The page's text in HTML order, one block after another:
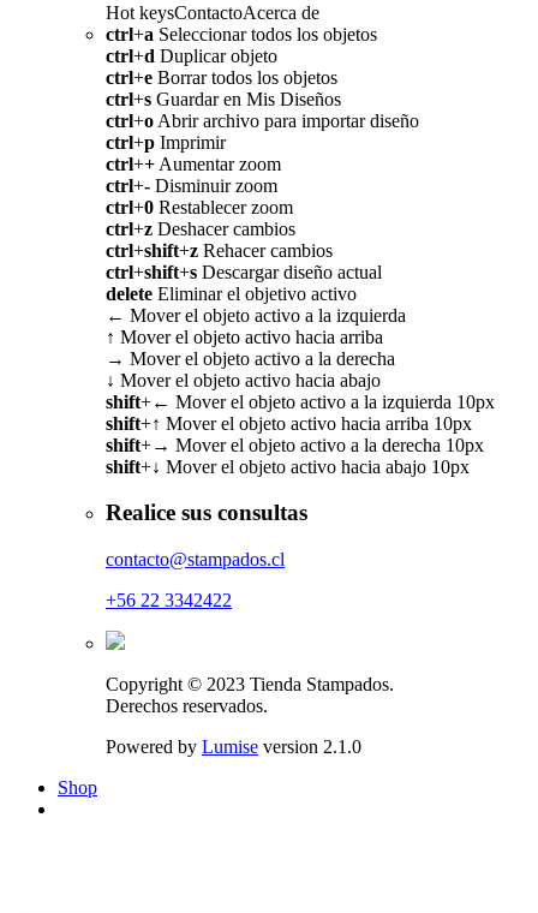
Hot keysContactoAcerca de
ctrl+a Seleccionar todos los objetos
ctrl+d Duplicar objeto
ctrl+e Borrar todos los objetos
ctrl+s Guardar en Mis Diseños
ctrl+o Abrir archivo para importar diseño
ctrl+p Imprimir
ctrl++ Aumentar zoom
ctrl+- Disminuir zoom
ctrl+0 Restablecer zoom
ctrl+z Deshacer cambios
ctrl+shift+z Rehacer cambios
ctrl+shift+s Descargar diseño actual
delete Eliminar el objetivo activo
← Mover el objeto activo a la izquierda
↑ Mover el objeto activo hacia arriba
→ Mover el objeto activo a la derecha
↓ Mover el objeto activo hacia abajo
shift+← Mover el objeto activo a la izquierda 10px
shift+↑ Mover el objeto activo hacia arriba 10px
shift+→ Mover el objeto activo a la derecha 10px
shift+↓ Mover el objeto activo hacia abajo 10px
Realice sus consultas
contacto@stampados.cl
+56 22 3342422
Copyright © 2023 Tienda Stampados.
Derechos reservados.
Powered by Lumise version 2.1.0
Shop